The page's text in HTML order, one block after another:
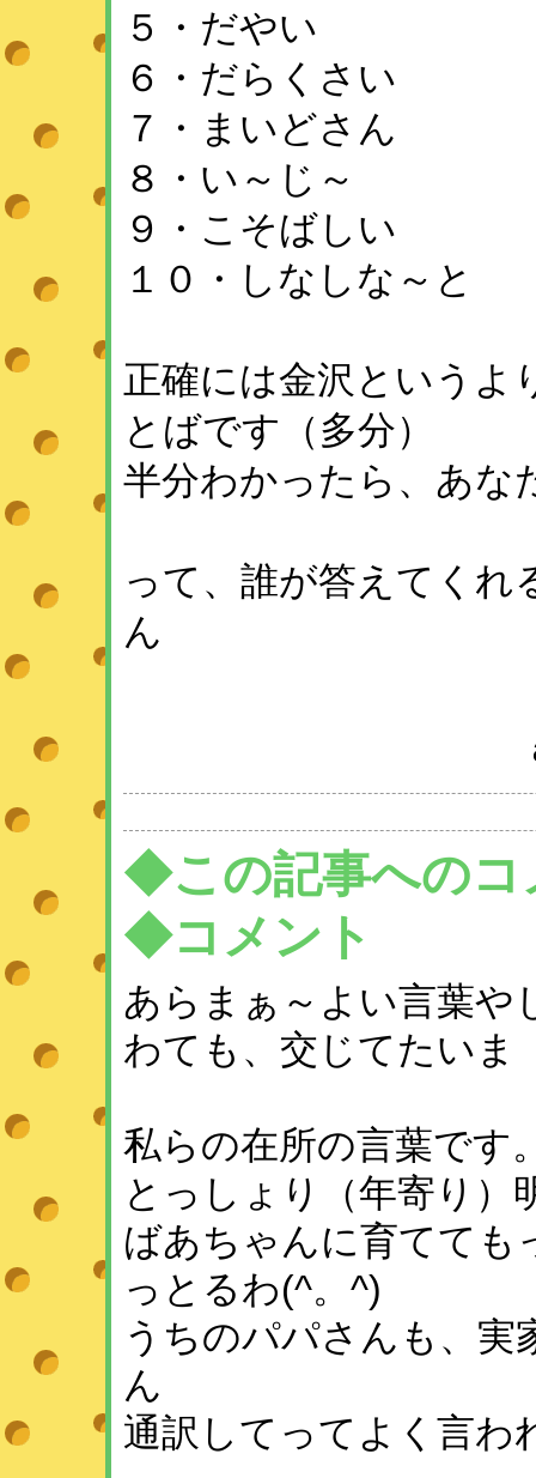
５・だやい
６・だらくさい
７・まいどさん
８・い～じ～
９・こそばしい
１０・しなしな～と
正確には金沢というよ
とばです（多分）
半分わかったら、あな
って、誰が答えてく
ん
◆この記事へのコ
◆コメント
あらまぁ～よい言葉や
わても、交じてたいま
私らの在所の言葉です
とっしょり（年寄り）
ばあちゃんに育てても
っとるわ(^。^)
うちのパパさんも、実
ん
通訳してってよく言わ